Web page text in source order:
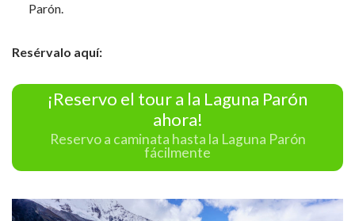
Parón.
Resérvalo aquí:
¡Reservo el tour a la Laguna Parón
ahora!
Reservo a caminata hasta la Laguna Parón
fácilmente